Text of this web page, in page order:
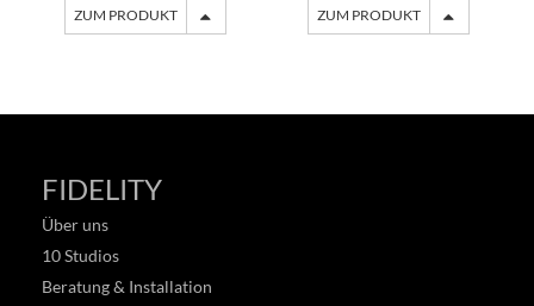
ZUM PRODUKT ZUM PRODUKT
FIDELITY
Über uns
10 Studios
Beratung & Installation